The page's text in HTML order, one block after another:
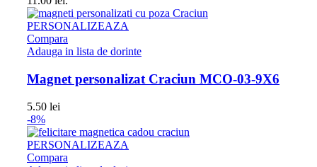
PERSONALIZEAZA
Compara
Adauga in lista de dorinte
Magnet personalizat Craciun MCO-03-9X6
5.50 lei
-8%
PERSONALIZEAZA
Compara